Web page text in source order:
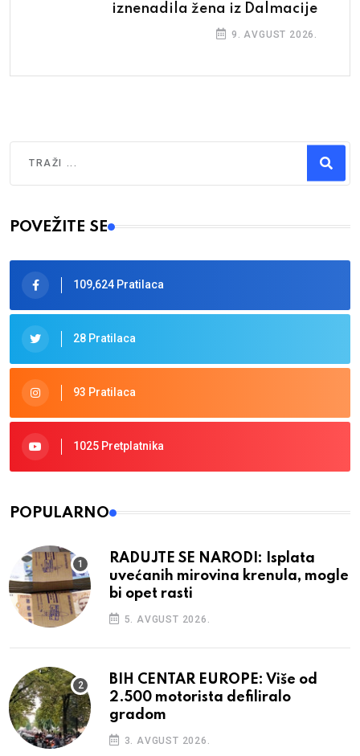
iznenadila žena iz Dalmacije
9. AVGUST 2026.
Type 2 or more characters for results.
POVEŽITE SE
109,624 Pratilaca
28 Pratilaca
93 Pratilaca
1025 Pretplatnika
POPULARNO
RADUJTE SE NARODI: Isplata
uvećanih mirovina krenula, mogle
bi opet rasti
5. AVGUST 2026.
BIH CENTAR EUROPE: Više od
2.500 motorista defiliralo
gradom
3. AVGUST 2026.